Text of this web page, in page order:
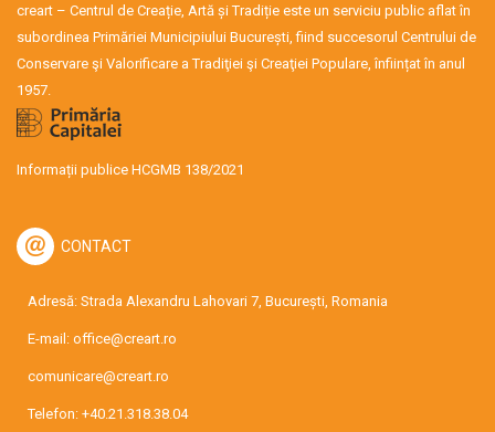
creart – Centrul de Creație, Artă și Tradiție este un serviciu public aflat în
subordinea Primăriei Municipiului București, fiind succesorul Centrului de
Conservare şi Valorificare a Tradiţiei şi Creaţiei Populare, înființat în anul
1957.
Informații publice HCGMB 138/2021
CONTACT
Adresă: Strada Alexandru Lahovari 7, București, Romania
E-mail: office@creart.ro
comunicare@creart.ro
Telefon: +40.21.318.38.04